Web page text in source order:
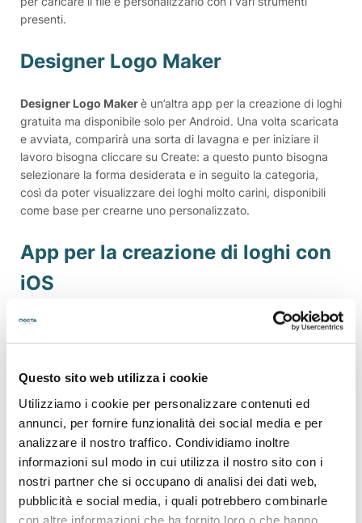
Questo sito web utilizza i cookie
Utilizziamo i cookie per personalizzare contenuti ed
annunci, per fornire funzionalità dei social media e per
analizzare il nostro traffico. Condividiamo inoltre
informazioni sul modo in cui utilizza il nostro sito con i
nostri partner che si occupano di analisi dei dati web,
pubblicità e social media, i quali potrebbero combinarle
con altre informazioni che ha fornito loro o che hanno
presenti.
Designer Logo Maker
Designer Logo Makerè un’altra app per la creazione di loghi
gratuita ma disponibile solo per Android. Una volta scaricata
e avviata, comparirà una sorta di lavagna e per iniziare il
lavoro bisogna cliccare su Create: a questo punto bisogna
selezionare la forma desiderata e in seguito la categoria,
così da poter visualizzare dei loghi molto carini, disponibili
come base per crearne uno personalizzato.
App per la creazione di loghi con
iOS
Ecco, invece, come creare un logo con un’app realizzata
specificatamente per i dispositivi con sistema operativo iOS.
LogoMaker
Se possiedi un dispositivo Apple, per i tuoi loghi l’app
LogoMaker è l’ideale: in questo caso è possibile scegliere tra
tre layout, Iconic, Life Style e Colorful, ognuno dei quali
presenta delle caratteristiche diverse. Una volta selezionato
quello più adatto al tuo progetto, ti basterà utilizzare i
comandi per aggiungere testi o per modificare colori e